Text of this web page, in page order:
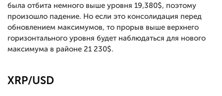
была отбита немного выше уровня 19,380$, поэтому
произошло падение. Но если это консолидация перед
обновлением максимумов, то прорыв выше верхнего
горизонтального уровня будет наблюдаться для нового
максимума в районе 21 230$.
XRP/USD